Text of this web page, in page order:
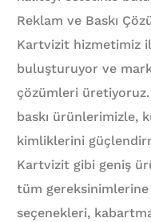
Reklam ve Baskı
Kartvizit hizmetimiz
buluşturuyor ve
çözümleri üretiyoruz.
baskı ürünlerimizle,
kimliklerini
Kartvizit gibi geniş
tüm gereksinimlerine
seçenekleri,